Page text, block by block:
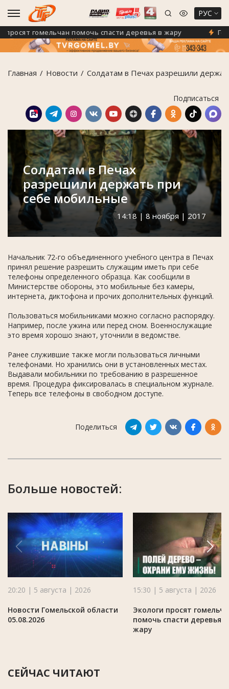
РУС
гомельчан помочь спасти деревья в жару
Главная Новости Солдатам в Печах разрешили
Подписаться
Солдатам в Печах
разрешили держать при
себе мобильные
14:18 | 8 ноября | 2017
Начальник 72-го объединенного учебного центра в Печах
принял решение разрешить служащим иметь при себе
телефоны определенного образца. Как сообщили в
Министерстве обороны, это мобильные без камеры,
интернета, диктофона и прочих дополнительных функций.
Пользоваться мобильниками можно согласно распорядку.
Например, после ужина или перед сном. Военнослужащие
это время хорошо знают, уточнили в ведомстве.
Ранее служившие также могли пользоваться личными
телефонами. Но хранились они в установленных местах.
Выдавали мобильники по требованию в разрешенное
время. Процедура фиксировалась в специальном журнале.
Теперь все телефоны в свободном доступе.
Поделиться
Больше новостей:
20:20 | 5 августа | 2026
Новости Гомельской области
05.08.2026
15:30 | 5 августа | 2026
Экологи просят
помочь спасти деревья в
жару
СЕЙЧАС ЧИТАЮТ